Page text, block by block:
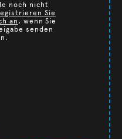
noch nicht
Sie
an , wenn Sie
senden